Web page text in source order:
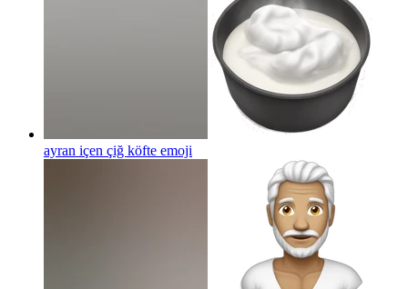
ayran içen çiğ köfte emoji